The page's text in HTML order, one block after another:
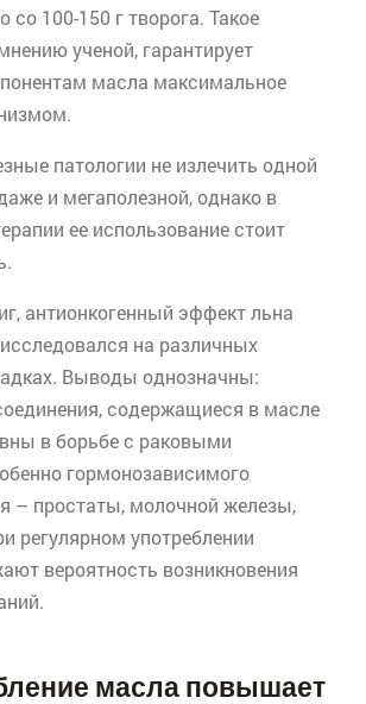
со 100-150 г творога. Такое
ученой, гарантирует
масла максимальное
патологии не излечить одной
и мегаполезной, однако в
ее использование стоит
, антионкогенный эффект льна
на различных
Выводы однозначны:
содержащиеся в масле
в борьбе с раковыми
гормонозависимого
– простаты, молочной железы,
регулярном употреблении
вероятность возникновения
масла повышает